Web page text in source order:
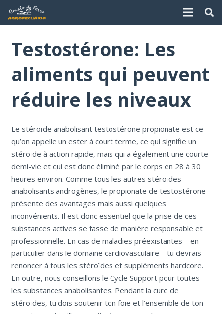
Testostérone: Les
aliments qui peuvent
réduire les niveaux
Le stéroïde anabolisant testostérone propionate est ce
qu’on appelle un ester à court terme, ce qui signifie un
stéroïde à action rapide, mais qui a également une courte
demi-vie et qui est donc éliminé par le corps en 28 à 30
heures environ. Comme tous les autres stéroïdes
anabolisants androgènes, le propionate de testostérone
présente des avantages mais aussi quelques
inconvénients. Il est donc essentiel que la prise de ces
substances actives se fasse de manière responsable et
professionnelle. En cas de maladies préexistantes – en
particulier dans le domaine cardiovasculaire – tu devrais
renoncer à tous les stéroïdes et suppléments hardcore.
En outre, nous conseillons le Cycle Support pour toutes
les substances anabolisantes. Pendant la cure de
stéroïdes, tu dois soutenir ton foie et l’ensemble de ton